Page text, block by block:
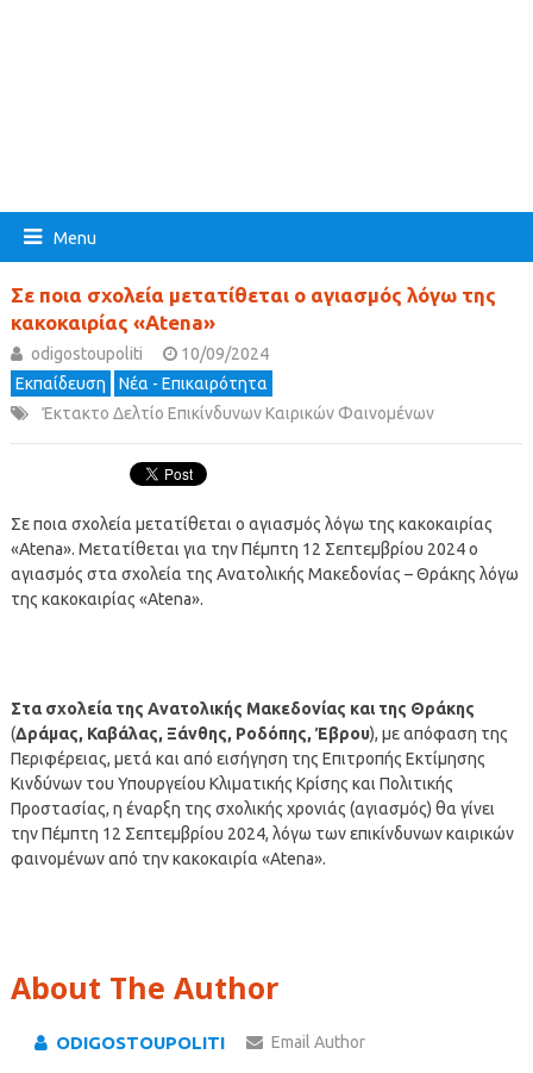
Menu
Σε ποια σχολεία μετατίθεται ο αγιασμός λόγω της
κακοκαιρίας «Atena»
odigostoupoliti
10/09/2024
Εκπαίδευση
Νέα - Επικαιρότητα
Έκτακτο Δελτίο Επικίνδυνων Καιρικών Φαινομένων
Σε ποια σχολεία μετατίθεται ο αγιασμός λόγω της κακοκαιρίας
«Atena». Μετατίθεται για την Πέμπτη 12 Σεπτεμβρίου 2024 ο
αγιασμός στα σχολεία της Ανατολικής Μακεδονίας – Θράκης λόγω
της κακοκαιρίας «Atena».
Στα σχολεία της Ανατολικής Μακεδονίας και της Θράκης
(Δράμας, Καβάλας, Ξάνθης, Ροδόπης, Έβρου), με απόφαση της
Περιφέρειας, μετά και από εισήγηση της Επιτροπής Εκτίμησης
Κινδύνων του Υπουργείου Κλιματικής Κρίσης και Πολιτικής
Προστασίας, η έναρξη της σχολικής χρονιάς (αγιασμός) θα γίνει
την Πέμπτη 12 Σεπτεμβρίου 2024, λόγω των επικίνδυνων καιρικών
φαινομένων από την κακοκαιρία «Atena».
About The Author
ODIGOSTOUPOLITI Email Author